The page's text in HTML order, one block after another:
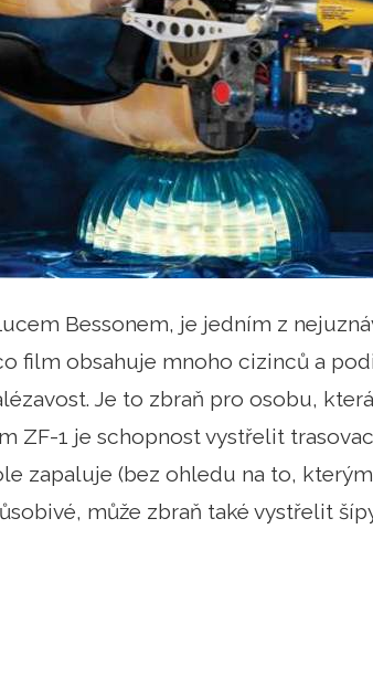
Bessonem, je jedním z
film obsahuje mnoho cizinců a
Je to zbraň pro osobu,
ZF-1 je schopnost vystřelit
zapaluje (bez ohledu na to,
může zbraň také vystřelit